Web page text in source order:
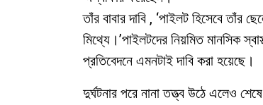
তাঁর বাবার দাবি , ‘পাইলট হিসেবে তাঁর
মিথ্যে।’পাইলটদের নিয়মিত মানসিক
প্রতিবেদনে এমনটাই দাবি করা হয়েছে।
দুর্ঘটনার পরে নানা তত্ত্ব উঠে এলেও